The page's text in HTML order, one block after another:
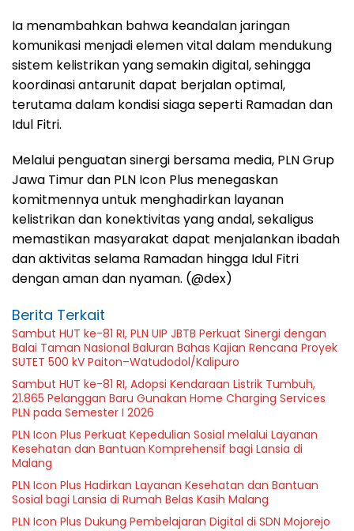
Ia menambahkan bahwa keandalan jaringan
komunikasi menjadi elemen vital dalam mendukung
sistem kelistrikan yang semakin digital, sehingga
koordinasi antarunit dapat berjalan optimal,
terutama dalam kondisi siaga seperti Ramadan dan
Idul Fitri.
Melalui penguatan sinergi bersama media, PLN Grup
Jawa Timur dan PLN Icon Plus menegaskan
komitmennya untuk menghadirkan layanan
kelistrikan dan konektivitas yang andal, sekaligus
memastikan masyarakat dapat menjalankan ibadah
dan aktivitas selama Ramadan hingga Idul Fitri
dengan aman dan nyaman. (@dex)
Berita Terkait
Sambut HUT ke-81 RI, PLN UIP JBTB Perkuat Sinergi dengan
Balai Taman Nasional Baluran Bahas Kajian Rencana Proyek
SUTET 500 kV Paiton–Watudodol/Kalipuro
Sambut HUT ke-81 RI, Adopsi Kendaraan Listrik Tumbuh,
21.865 Pelanggan Baru Gunakan Home Charging Services
PLN pada Semester I 2026
PLN Icon Plus Perkuat Kepedulian Sosial melalui Layanan
Kesehatan dan Bantuan Komprehensif bagi Lansia di
Malang
PLN Icon Plus Hadirkan Layanan Kesehatan dan Bantuan
Sosial bagi Lansia di Rumah Belas Kasih Malang
PLN Icon Plus Dukung Pembelajaran Digital di SDN Mojorejo